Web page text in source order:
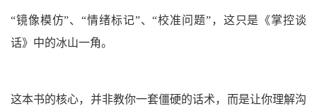
“镜像模仿”、“情绪标记”、“校准问题”，这只是《掌控谈
话》中的冰山一角。
这本书的核心，并非教你一套僵硬的话术，而是让你理解沟